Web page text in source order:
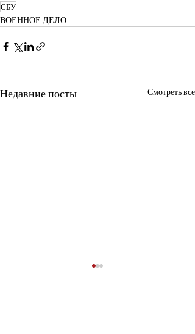
СБУ
ВОЕННОЕ ДЕЛО
Недавние посты Смотреть все